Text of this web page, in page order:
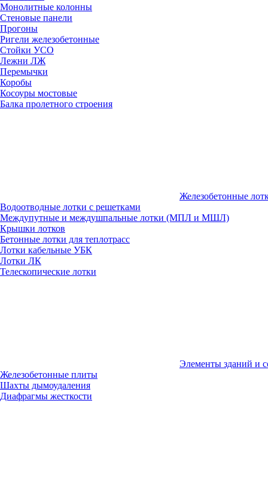
Монолитные колонны
Стеновые панели
Прогоны
Ригели железобетонные
Стойки УСО
Лежни ЛЖ
Перемычки
Коробы
Косоуры мостовые
Балка пролетного строения
Железобетонные
Водоотводные лотки с решетками
Междупутные и междушпальные лотки (МПЛ и МШЛ)
Крышки лотков
Бетонные лотки для теплотрасс
Лотки кабельные УБК
Лотки ЛК
Телескопические лотки
Элементы зданий и
Железобетонные плиты
Шахты дымоудаления
Диафрагмы жесткости